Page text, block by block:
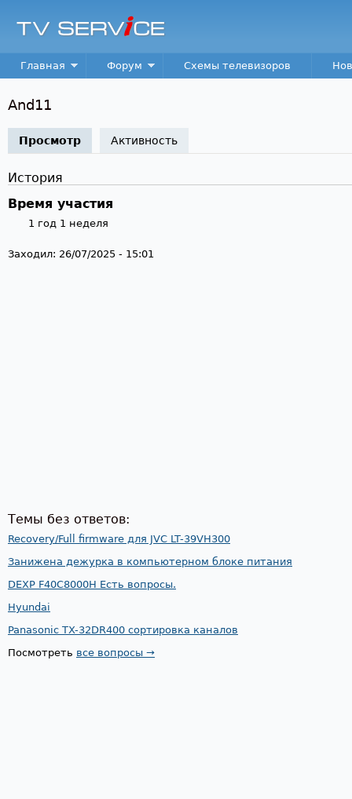
TV
Service
Main menu
Главная Форум Схемы телевизоров
And11
Просмотр (активная вкладка)
Активность
История
Время участия
1 год 1 неделя
Заходил: 26/07/2025 - 15:01
Темы без ответов:
Recovery/Full firmware для JVC LT-39VH300
Занижена дежурка в компьютерном блоке питания
DEXP F40C8000H Есть вопросы.
Hyundai
Panasonic TX-32DR400 сортировка каналов
Посмотреть все вопросы →